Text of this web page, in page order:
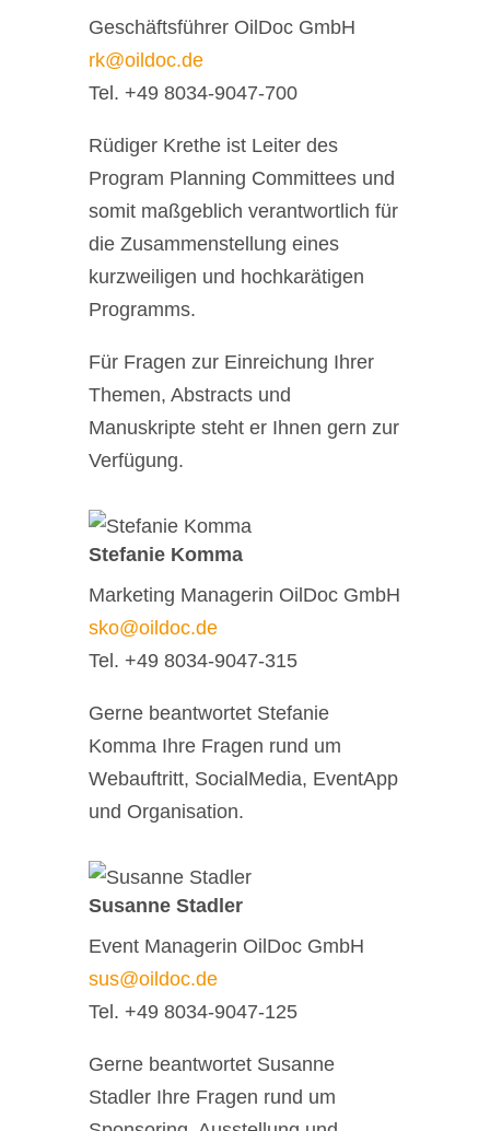
Geschäftsführer OilDoc GmbH
rk@oildoc.de
Tel. +49 8034-9047-700
Rüdiger Krethe ist Leiter des
Program Planning Committees und
somit maßgeblich verantwortlich für
die Zusammenstellung eines
kurzweiligen und hochkarätigen
Programms.
Für Fragen zur Einreichung Ihrer
Themen, Abstracts und
Manuskripte steht er Ihnen gern zur
Verfügung.
Stefanie Komma
Marketing Managerin OilDoc GmbH
sko@oildoc.de
Tel. +49 8034-9047-315
Gerne beantwortet Stefanie
Komma Ihre Fragen rund um
Webauftritt, SocialMedia, EventApp
und Organisation.
Susanne Stadler
Event Managerin OilDoc GmbH
sus@oildoc.de
Tel. +49 8034-9047-125
Gerne beantwortet Susanne
Stadler Ihre Fragen rund um